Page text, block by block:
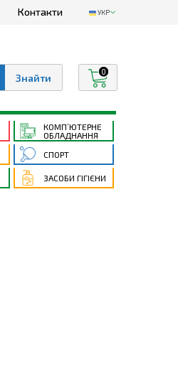
Контакти УКР
0
КОМП’ЮТЕРНЕ
ОБЛАДНАННЯ
СПОРТ
ЗАСОБИ ГІГІЄНИ